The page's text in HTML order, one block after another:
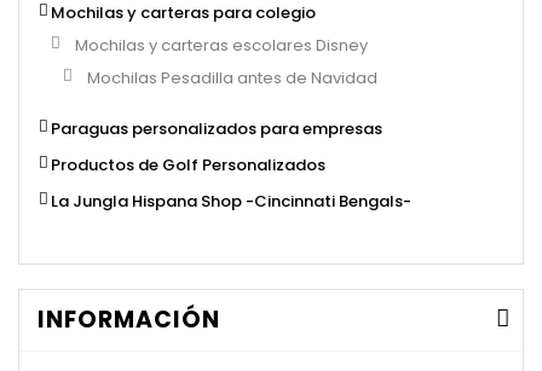
Mochilas y carteras para colegio
Mochilas y carteras escolares Disney
Mochilas Pesadilla antes de Navidad
Paraguas personalizados para empresas
Productos de Golf Personalizados
La Jungla Hispana Shop -Cincinnati Bengals-
INFORMACIÓN